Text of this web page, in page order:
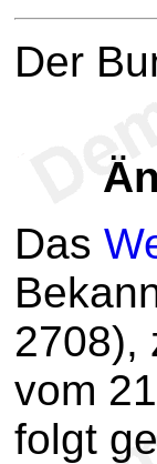
Der
Das
2708),
vom
folgt